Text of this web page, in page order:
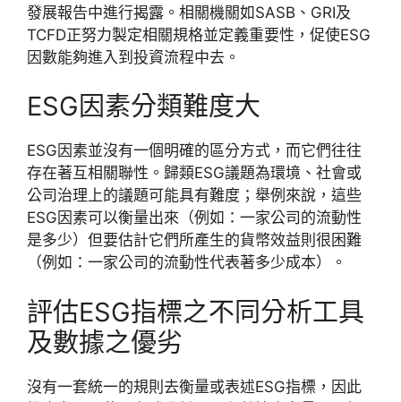
發展報告中進行揭露。相關機關如SASB、GRI及
TCFD正努力製定相關規格並定義重要性，促使ESG
因數能夠進入到投資流程中去。
ESG因素分類難度大
ESG因素並沒有一個明確的區分方式，而它們往往
存在著互相關聯性。歸類ESG議題為環境、社會或
公司治理上的議題可能具有難度；舉例來說，這些
ESG因素可以衡量出來（例如：一家公司的流動性
是多少）但要估計它們所產生的貨幣效益則很困難
（例如：一家公司的流動性代表著多少成本）。
評估ESG指標之不同分析工具
及數據之優劣
沒有一套統一的規則去衡量或表述ESG指標，因此